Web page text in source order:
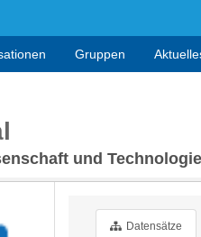
Gruppen
und Technologie
Datensätze